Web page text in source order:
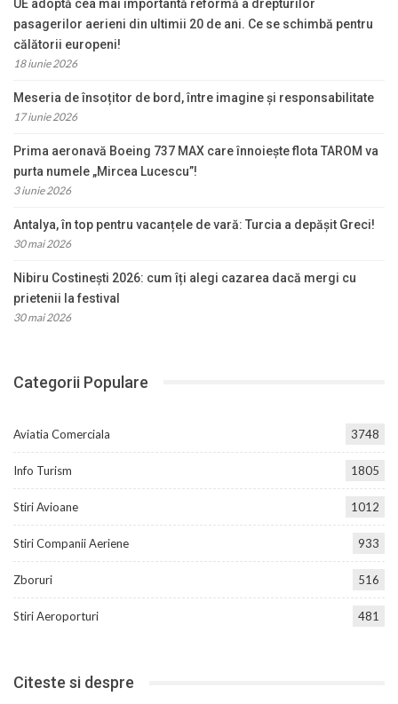
UE adoptă cea mai importantă reformă a drepturilor
pasagerilor aerieni din ultimii 20 de ani. Ce se schimbă pentru
călătorii europeni!
18 iunie 2026
Meseria de însoțitor de bord, între imagine și responsabilitate
17 iunie 2026
Prima aeronavă Boeing 737 MAX care înnoiește flota TAROM va
purta numele „Mircea Lucescu”!
3 iunie 2026
Antalya, în top pentru vacanțele de vară: Turcia a depășit Greci!
30 mai 2026
Nibiru Costinești 2026: cum îți alegi cazarea dacă mergi cu
prietenii la festival
30 mai 2026
Categorii Populare
Aviatia Comerciala 3748
Info Turism 1805
Stiri Avioane 1012
Stiri Companii Aeriene 933
Zboruri 516
Stiri Aeroporturi 481
Citeste si despre